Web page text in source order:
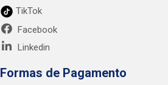
TikTok
Facebook
Linkedin
Formas de Pagamento